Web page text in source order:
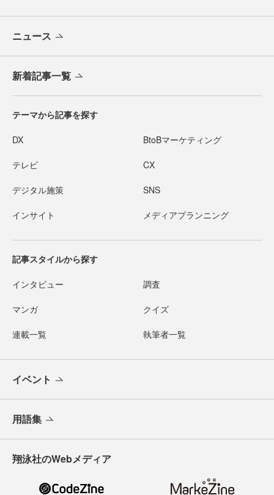
ニュース
新着記事一覧
テーマから記事を探す
DX BtoBマーケティング
テレビ CX
デジタル施策 SNS
インサイト メディアプランニング
記事スタイルから探す
インタビュー 調査
マンガ クイズ
連載一覧 執筆者一覧
イベント
用語集
翔泳社のWebメディア